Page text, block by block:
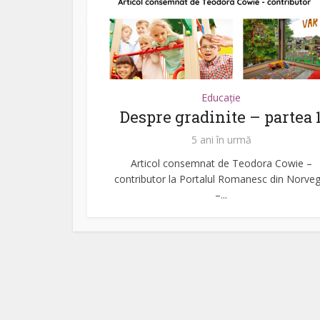
Educație
Despre gradinite – partea
5 ani în urmă
Articol consemnat de Teodora Cowie –
contributor la Portalul Romanesc din
–...